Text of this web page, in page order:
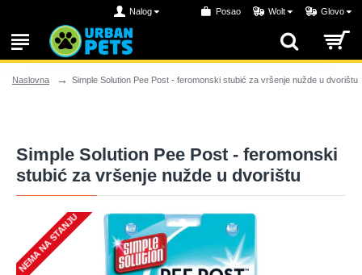
Nalog Posao Wolt Glovo
Naslovna Simple Solution Pee Post - feromonski stubić za vršenje nužde u dvorištu
Simple Solution Pee Post - feromonski
stubić za vršenje nužde u dvorištu
NEMA NA STANJU